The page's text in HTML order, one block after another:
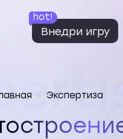
Внедри игру
hot!
/ Экспертиза